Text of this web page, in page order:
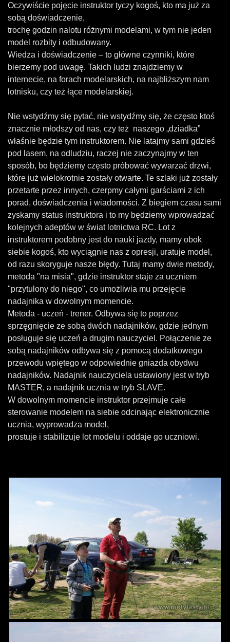
Oczywiście pojęcie instruktor tyczy kogoś, kto ma już za
sobą doświadczenie,
trochę godzin nalotu różnymi modelami, w tym nie jeden
model rozbity i odbudowany.
Wiedza i doświadczenie – to główne czynniki, które
bierzemy pod uwagę. Takich ludzi znajdziemy w
internecie, na forach modelarskich, na najbliższym nam
lotnisku, czy też łące modelarskiej.
Nie wstydźmy się pytać, nie wstydźmy się, że często ktoś
znacznie młodszy od nas, czy też naszego „dziadka”
właśnie będzie tym instruktorem. Nie latajmy sami gdzieś
pod lasem, na odludziu, raczej nie zaczynajmy w ten
sposób, bo będziemy często próbować wywarzać drzwi,
które już wielokrotnie zostały otwarte. Te szlaki już zostały
przetarte przez innych, czerpmy całymi garściami z ich
porad, doświadczenia i wiadomości. Z biegiem czasu sami
zyskamy status instruktora i to my będziemy wprowadzać
kolejnych adeptów w świat lotnictwa RC. Lot z
instruktorem podobny jest do nauki jazdy, mamy obok
siebie kogoś, kto wyciągnie nas z opresji, uratuje model,
od razu skoryguje nasze błędy. Tutaj mamy dwie metody,
metoda "na misia", gdzie instruktor staje za uczniem
"przytulony do niego", co umożliwia mu przejęcie
nadajnika w dowolnym momencie.
Metoda - uczeń - trener. Odbywa się to poprzez
sprzęgnięcie ze sobą dwóch nadajników, gdzie jednym
posługuje się uczeń a drugim nauczyciel. Połączenie ze
sobą nadajników odbywa się z pomocą dodatkowego
przewodu wpiętego w odpowiednie gniazda obydwu
nadajników. Nadajnik nauczyciela ustawiony jest w tryb
MASTER, a nadajnik ucznia w tryb SLAVE.
W dowolnym momencie instruktor przejmuje całe
sterowanie modelem na siebie odcinając elektronicznie
ucznia, wyprowadza model,
prostuje i stabilizuje lot modelu i oddaje go uczniowi.